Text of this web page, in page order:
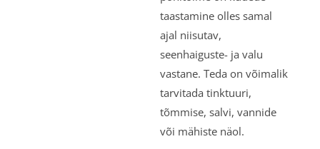
taastamine olles samal
ajal niisutav,
seenhaiguste- ja valu
vastane. Teda on võimalik
tarvitada tinktuuri,
tõmmise, salvi, vannide
või mähiste näol.